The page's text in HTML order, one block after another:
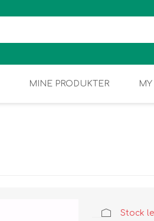
MINE PRODUKTER MY
Stock